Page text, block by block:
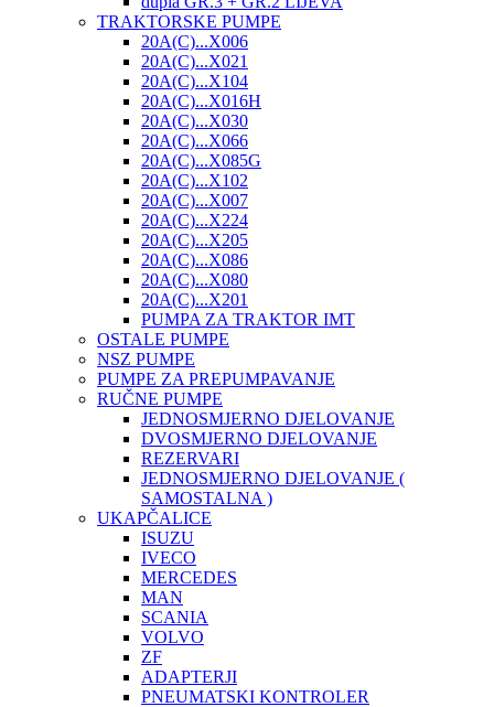
TRAKTORSKE PUMPE
20A(C)...X006
20A(C)...X021
20A(C)...X104
20A(C)...X016H
20A(C)...X030
20A(C)...X066
20A(C)...X085G
20A(C)...X102
20A(C)...X007
20A(C)...X224
20A(C)...X205
20A(C)...X086
20A(C)...X080
20A(C)...X201
PUMPA ZA TRAKTOR IMT
OSTALE PUMPE
NSZ PUMPE
PUMPE ZA PREPUMPAVANJE
RUČNE PUMPE
JEDNOSMJERNO DJELOVANJE
DVOSMJERNO DJELOVANJE
REZERVARI
JEDNOSMJERNO DJELOVANJE (
SAMOSTALNA )
UKAPČALICE
ISUZU
IVECO
MERCEDES
MAN
SCANIA
VOLVO
ZF
ADAPTERJI
PNEUMATSKI KONTROLER